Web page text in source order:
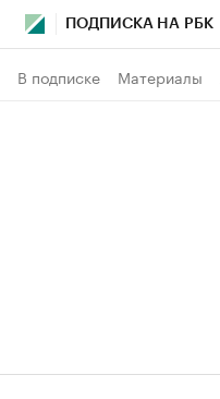
ПОДПИСКА НА РБК
В подписке Материалы